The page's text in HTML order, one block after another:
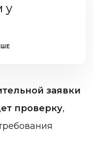
у
заявки
проверку,